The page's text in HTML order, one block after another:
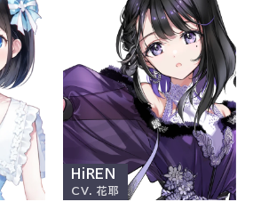
HiREN
CV.花耶